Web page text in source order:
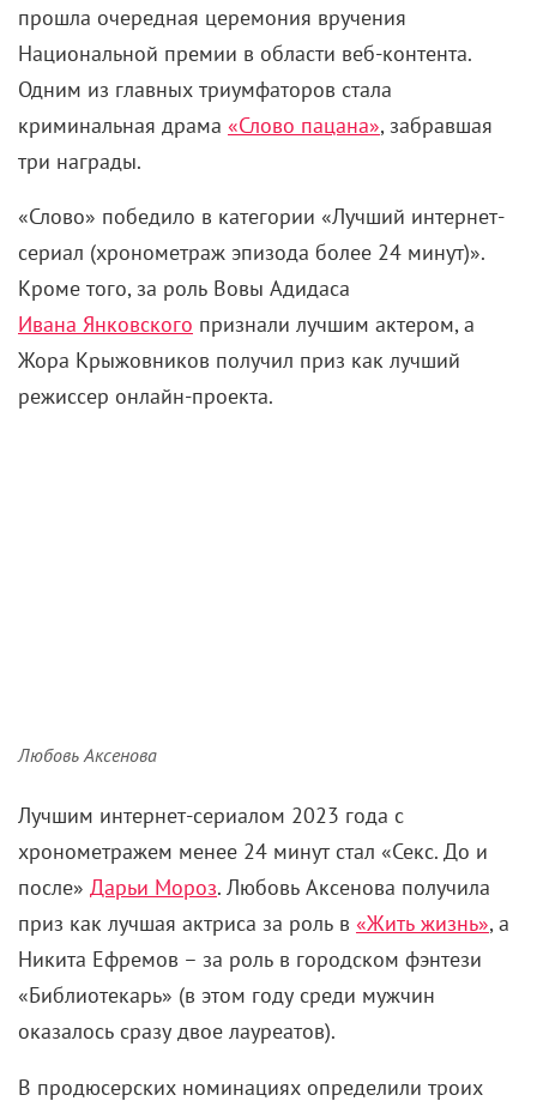
прошла очередная церемония вручения
Национальной премии в области веб-контента.
Одним из главных триумфаторов стала
криминальная драма «Слово пацана», забравшая
три награды.
«Слово» победило в категории «Лучший интернет-
сериал (хронометраж эпизода более 24 минут)».
Кроме того, за роль Вовы Адидаса
Ивана Янковского признали лучшим актером, а
Жора Крыжовников получил приз как лучший
режиссер онлайн-проекта.
Любовь Аксенова
Лучшим интернет-сериалом 2023 года с
хронометражем менее 24 минут стал «Секс. До и
после» Дарьи Мороз. Любовь Аксенова получила
приз как лучшая актриса за роль в «Жить жизнь», а
Никита Ефремов – за роль в городском фэнтези
«Библиотекарь» (в этом году среди мужчин
оказалось сразу двое лауреатов).
В продюсерских номинациях определили троих